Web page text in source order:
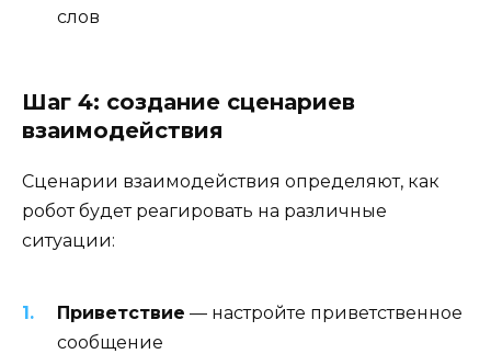
слов
Шаг 4: создание сценариев
взаимодействия
Сценарии взаимодействия определяют, как
робот будет реагировать на различные
ситуации:
Приветствие — настройте приветственное
сообщение